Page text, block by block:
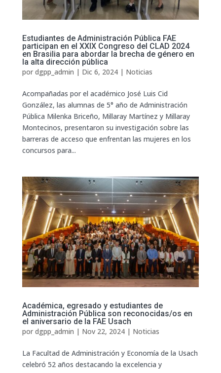
Estudiantes de Administración Pública FAE
participan en el XXIX Congreso del CLAD 2024
en Brasilia para abordar la brecha de género en
la alta dirección pública
por dgpp_admin | Dic 6, 2024| Noticias
Acompañadas por el académico José Luis Cid
González, las alumnas de 5° año de Administración
Pública Milenka Briceño, Millaray Martínez y Millaray
Montecinos, presentaron su investigación sobre las
barreras de acceso que enfrentan las mujeres en los
concursos para...
Académica, egresado y estudiantes de
Administración Pública son reconocidas/os en
el aniversario de la FAE Usach
por dgpp_admin | Nov 22, 2024| Noticias
La Facultad de Administración y Economía de la Usach
celebró 52 años destacando la excelencia y